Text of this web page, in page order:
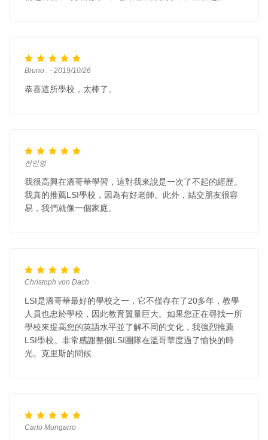
Bruno . - 2019/10/26
恭喜這所學校，太棒了。
전인영
我很高興在溫哥華學習，這對我來說是一次了不起的經歷。
我真的推薦LSI學校，因為有好老師。此外，結交朋友很容
易，我們就像一個家庭。
Christoph von Dach
LSI是溫哥華最好的學校之一，它不僅存在了20多年，教學
人員也忠於學校，因此教育質量巨大。如果您正在尋找一所
學校來提高您的英語水平並了解不同的文化，我強烈推薦
LSI學校。非常感謝整個LSI團隊在溫哥華度過了愉快的時
光。克里斯的問候
Carlo Mungarro